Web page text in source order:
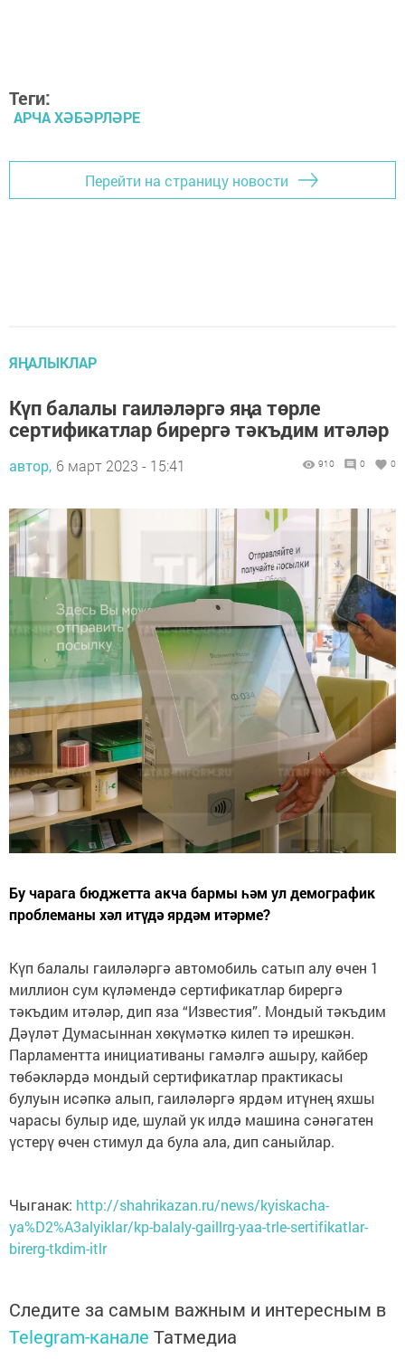
Теги:
АРЧА ХӘБӘРЛӘРЕ
Перейти на страницу новости
ЯҢАЛЫКЛАР
Күп балалы гаиләләргә яңа төрле
сертификатлар бирергә тәкъдим итәләр
автор, 6 март 2023 - 15:41 910 0 0
Бу чарага бюджетта акча бармы һәм ул демографик
проблеманы хәл итүдә ярдәм итәрме?
Күп балалы гаиләләргә автомобиль сатып алу өчен 1
миллион сум күләмендә сертификатлар бирергә
тәкъдим итәләр, дип яза “Известия”. Мондый тәкъдим
Дәүләт Думасыннан хөкүмәткә килеп тә ирешкән.
Парламентта инициативаны гамәлгә ашыру, кайбер
төбәкләрдә мондый сертификатлар практикасы
булуын исәпкә алып, гаиләләргә ярдәм итүнең яхшы
чарасы булыр иде, шулай ук илдә машина сәнәгатен
үстерү өчен стимул да була ала, дип саныйлар.
Чыганак: http://shahrikazan.ru/news/kyiskacha-
ya%D2%A3alyiklar/kp-balaly-gaillrg-yaa-trle-sertifikatlar-
birerg-tkdim-itlr
Следите за самым важным и интересным в
Telegram-канале Татмедиа